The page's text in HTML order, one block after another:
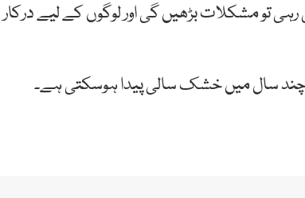
تو مشکلات بڑھیں گی اور لوگوں کے لیے درکار
چند سال میں خشک سالی پیدا ہوسکتی ہے۔